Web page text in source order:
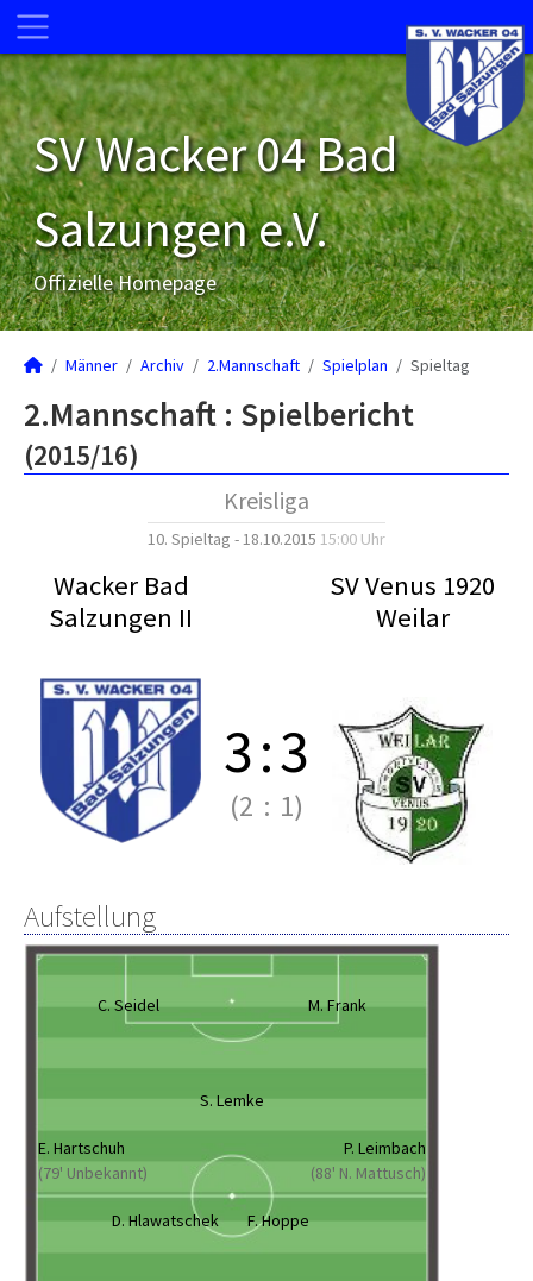
SV Wacker 04 Bad
Salzungen e.V.
Offizielle Homepage
Männer Archiv 2.Mannschaft Spielplan Spieltag
2.Mannschaft : Spielbericht
(2015/16)
Kreisliga
10. Spieltag - 18.10.2015 15:00 Uhr
Wacker Bad
Salzungen II
SV Venus 1920
Weilar
3:3
(2 : 1)
Aufstellung
C. Seidel M. Frank
S. Lemke
E. Hartschuh
(79' Unbekannt)
P. Leimbach
(88' N. Mattusch)
D. Hlawatschek F. Hoppe